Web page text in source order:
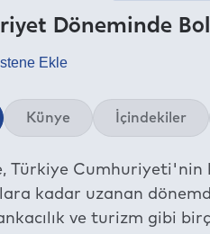
Döneminde
Künye İçindekiler
Türkiye Cumhuriyeti'nin
kadar uzanan
ve turizm gibi